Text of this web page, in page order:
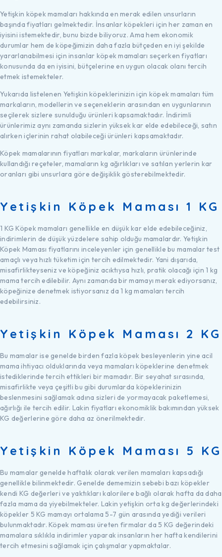
Yetişkin köpek mamaları hakkında en merak edilen unsurların
başında fiyatları gelmektedir. İnsanlar köpekleri için her zaman en
iyisini istemektedir, bunu bizde biliyoruz. Ama hem ekonomik
durumlar hem de köpeğimizin daha fazla bütçeden en iyi şekilde
yararlanabilmesi için insanlar köpek mamaları seçerken fiyatları
konusunda da en iyisini, bütçelerine en uygun olacak olanı tercih
etmek istemekteler.
Yukarıda listelenen Yetişkin köpeklerinizin için köpek mamaları tüm
markaların, modellerin ve seçeneklerin arasından en uygunlarının
seçilerek sizlere sunulduğu ürünleri kapsamaktadır. İndirimli
ürünlerimiz aynı zamanda sizlerin yüksek kar elde edebileceği, satın
alırken içlerinin rahat olabileceği ürünleri kapsamaktadır.
Köpek mamalarının fiyatları markalar, markaların ürünlerinde
kullandığı reçeteler, mamaların kg ağırlıkları ve satılan yerlerin kar
oranları gibi unsurlara göre değişiklik gösterebilmektedir.
Yetişkin Köpek Maması 1 KG
1 KG Köpek mamaları genellikle en düşük kar elde edebileceğiniz,
indirimlerin de düşük yüzdelere sahip olduğu mamalardır. Yetişkin
Köpek Maması fiyatlarını inceleyenler için genellikle bu mamalar test
amaçlı veya hızlı tüketim için tercih edilmektedir. Yani dışarıda,
misafirlikteyseniz ve köpeğiniz acıktıysa hızlı, pratik olacağı için 1 kg
mama tercih edilebilir. Aynı zamanda bir mamayı merak ediyorsanız,
köpeğinize denetmek istiyorsanız da 1 kg mamaları tercih
edebilirsiniz.
Yetişkin Köpek Maması 2 KG
Bu mamalar ise genelde birden fazla köpek besleyenlerin yine acil
mama ihtiyacı olduklarında veya mamaları köpeklerine denetmek
istediklerinde tercih ettikleri bir mamadır. Bir seyahat sırasında,
misafirlikte veya çeşitli bu gibi durumlarda köpeklerinizin
beslenmesini sağlamak adına sizleri de yormayacak paketlemesi,
ağırlığı ile tercih edilir. Lakin fiyatları ekonomiklik bakımından yüksek
KG değerlerine göre daha az önerilmektedir.
Yetişkin Köpek Maması 5 KG
Bu mamalar genelde haftalık olarak verilen mamaları kapsadığı
genellikle bilinmektedir. Genelde dememizin sebebi bazı köpekler
kendi KG değerleri ve yaktıkları kalorilere bağlı olarak hafta da daha
fazla mama da yiyebilmekteler. Lakin yetişkin orta kg değerlerindeki
köpekler 5 KG mamayı ortalama 5-7 gün arasında yediği verileri
bulunmaktadır. Köpek maması üreten firmalar da 5 KG değerindeki
mamalara sıklıkla indirimler yaparak insanların her hafta kendilerini
tercih etmesini sağlamak için çalışmalar yapmaktalar.